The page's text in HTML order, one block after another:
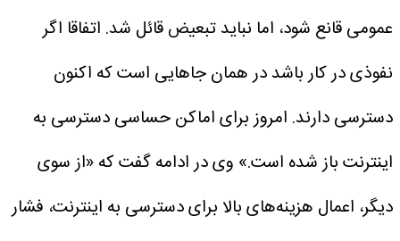
عمومی قانع شود، اما نباید تبعیض قائل شد. اتفاقا اگر
نفوذی در کار باشد در همان جاهایی است که اکنون
دسترسی دارند. امروز برای اماکن حساسی دسترسی به
اینترنت باز شده است.» وی در ادامه گفت که «از سوی
دیگر، اعمال هزینه‌های بالا برای دسترسی به اینترنت، فشار